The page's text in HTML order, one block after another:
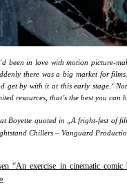
been in love with motion picture-
there was a big market for
get by with it at this early stage.‘
resources, that’s the best you can
Boyette quoted in „A fright-fest of
Chillers – Vanguard
“An exercise in cinematic